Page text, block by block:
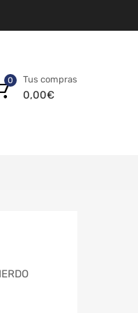
Tus compras
0,00€
0